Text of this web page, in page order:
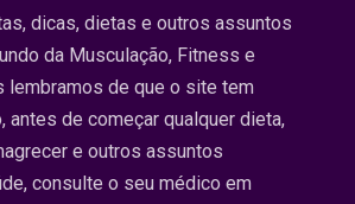
dicas, dietas e outros assuntos
da Musculação, Fitness e
lembramos de que o site tem
antes de começar qualquer dieta,
e outros assuntos
consulte o seu médico em